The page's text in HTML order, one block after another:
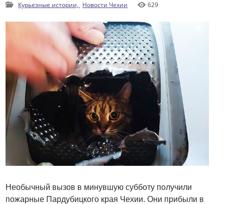
Курьезные истории, Новости Чехии 629
Необычный вызов в минувшую субботу получили
пожарные Пардубицкого края Чехии. Они прибыли в